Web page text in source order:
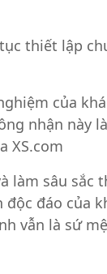
thiết lập
của
nhận này
XS.com
làm sâu sắc
đáo của
vẫn là sứ